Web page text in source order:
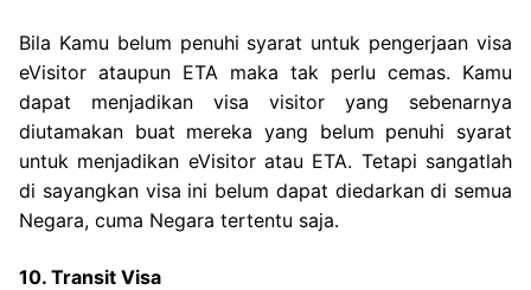
Bila Kamu belum penuhi syarat untuk pengerjaan visa
eVisitor ataupun ETA maka tak perlu cemas. Kamu
dapat menjadikan visa visitor yang sebenarnya
diutamakan buat mereka yang belum penuhi syarat
untuk menjadikan eVisitor atau ETA. Tetapi sangatlah
di sayangkan visa ini belum dapat diedarkan di semua
Negara, cuma Negara tertentu saja.
10. Transit Visa